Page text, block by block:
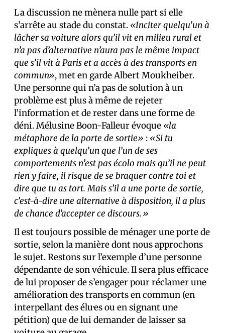
La discussion ne mènera nulle part si elle
s’arrête au stade du constat. «Inciter quelqu’un à
lâcher sa voiture alors qu’il vit en milieu rural et
n’a pas d’alternative n’aura pas le même impact
que s’il vit à Paris et a accès à des transports en
commun», met en garde Albert Moukheiber.
Une personne qui n’a pas de solution à un
problème est plus à même de rejeter
l’information et de rester dans une forme de
déni. Mélusine Boon-Falleur évoque «la
métaphore de la porte de sortie» : «Si tu
expliques à quelqu’un que l’un de ses
comportements n’est pas écolo mais qu’il ne peut
rien y faire, il risque de se braquer contre toi et
dire que tu as tort. Mais s’il a une porte de sortie,
c’est-à-dire une alternative à disposition, il a plus
de chance d’accepter ce discours.»
Il est toujours possible de ménager une porte de
sortie, selon la manière dont nous approchons
le sujet. Restons sur l’exemple d’une personne
dépendante de son véhicule. Il sera plus efficace
de lui proposer de s’engager pour réclamer une
amélioration des transports en commun (en
interpellant des élu·es ou en signant une
pétition) que de lui demander de laisser sa